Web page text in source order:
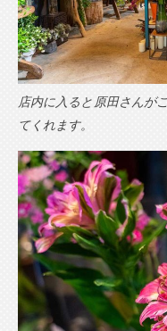
店内に入ると原田さんが
てくれます。